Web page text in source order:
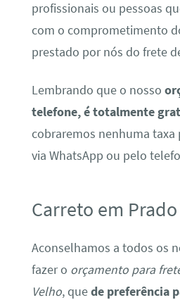
profissionais ou pessoas
com o comprometimento
prestado por nós do frete
Lembrando que o nosso
telefone, é totalmente
cobraremos nenhuma taxa
via WhatsApp ou pelo
Carreto em
Aconselhamos a todos os
fazer o orçamento para
Velho, quede preferência